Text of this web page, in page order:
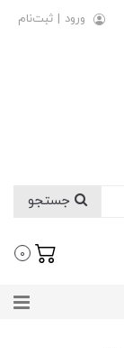
ورود | ثبت‌نام
0